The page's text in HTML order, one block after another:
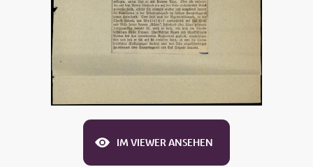
IM VIEWER ANSEHEN